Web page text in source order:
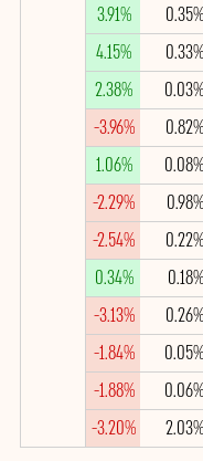
0.35%
3.91%
0.33%
4.15%
0.03%
2.38%
0.82%
-3.96%
0.08%
1.06%
0.98%
-2.29%
0.22%
-2.54%
0.18%
0.34%
0.26%
-3.13%
0.05%
-1.84%
0.06%
-1.88%
2.03%
-3.20%